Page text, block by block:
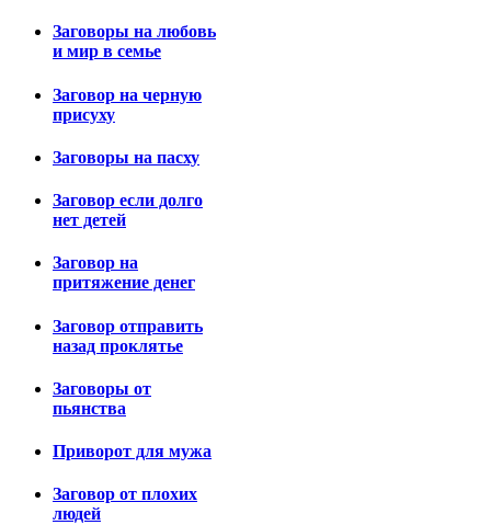
Заговоры на любовь
и мир в семье
Заговор на черную
присуху
Заговоры на пасху
Заговор если долго
нет детей
Заговор на
притяжение денег
Заговор отправить
назад проклятье
Заговоры от
пьянства
Приворот для мужа
Заговор от плохих
людей